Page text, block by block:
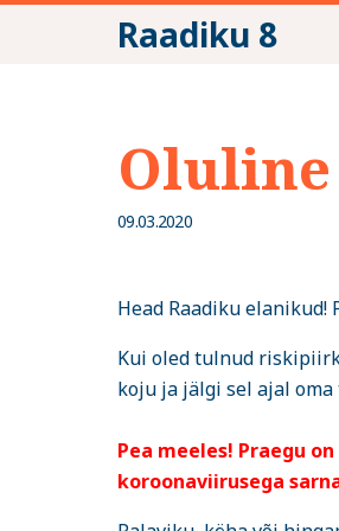
Raadiku 8
09.03.2020
Head Raadiku
Kui oled tulnud
koju ja jälgi sel ajal
Pea meeles! Praegu
koroonaviirusega